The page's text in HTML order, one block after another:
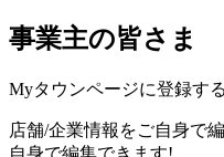
事業主の皆さま
Myタウンページに登録す
店舗/企業情報をご自身で